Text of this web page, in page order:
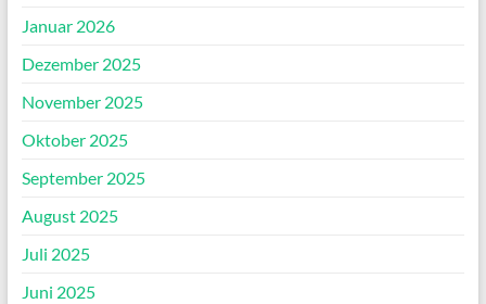
Januar 2026
Dezember 2025
November 2025
Oktober 2025
September 2025
August 2025
Juli 2025
Juni 2025